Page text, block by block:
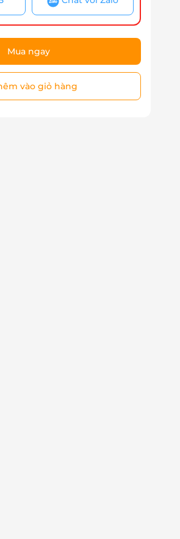
Mua ngay
vào giỏ hàng